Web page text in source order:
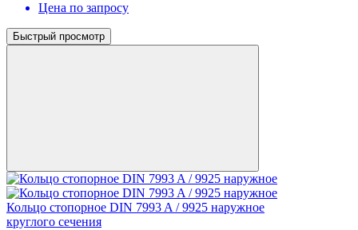
Цена по запросу
Быстрый просмотр
Кольцо стопорное DIN 7993 A / 9925 наружное
круглого сечения